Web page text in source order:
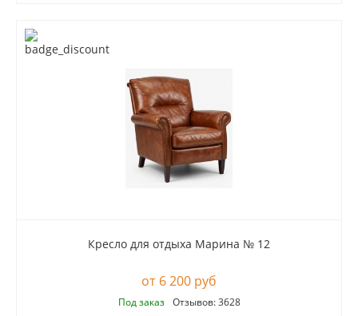
Кресло для отдыха Марина № 12
6 200 руб
Под заказ Отзывов: 3628